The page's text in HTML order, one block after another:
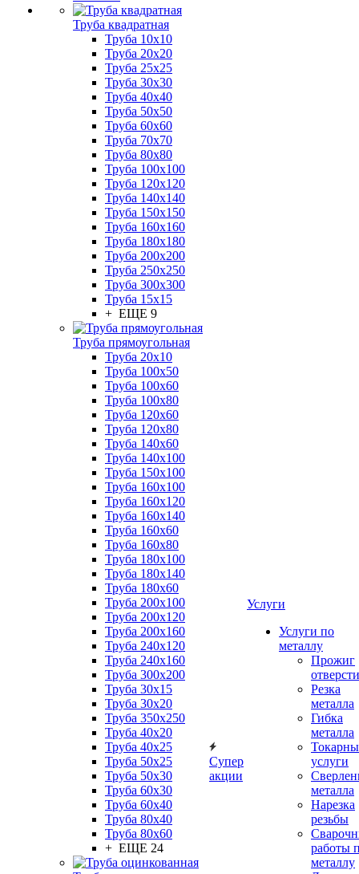
Труба квадратная
Труба 10x10
Труба 20x20
Труба 25x25
Труба 30x30
Труба 40x40
Труба 50x50
Труба 60x60
Труба 70x70
Труба 80x80
Труба 100x100
Труба 120x120
Труба 140x140
Труба 150x150
Труба 160x160
Труба 180x180
Труба 200x200
Труба 250x250
Труба 300x300
Труба 15x15
+ ЕЩЕ 9
Труба прямоугольная
Труба 20x10
Труба 100x50
Труба 100x60
Труба 100x80
Труба 120x60
Труба 120x80
Труба 140x60
Труба 140x100
Труба 150x100
Труба 160x100
Труба 160x120
Труба 160x140
Труба 160x60
Труба 160x80
Труба 180x100
Труба 180x140
Труба 180x60
Труба 200x100
Труба 200x120
Труба 200x160
Труба 240x120
Труба 240x160
Труба 300x200
Труба 30x15
Труба 30x20
Труба 350x250
Труба 40x20
Труба 40x25
Труба 50x25
Труба 50x30
Труба 60x30
Труба 60x40
Труба 80x40
Труба 80x60
+ ЕЩЕ 24
Супер
акции
Услуги
Услуги по
металлу
Прожиг
Резка
металла
Гибка
металла
услуги
металла
Нарезка
резьбы
работы
металлу